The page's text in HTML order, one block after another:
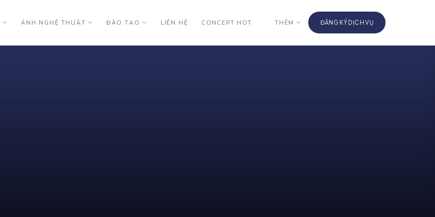
ẢNH NGHỆ THUẬT ĐÀO TẠO LIÊN HỆ CONCEPT HOT THÊM ĐĂNG KÝ DỊCH VỤ